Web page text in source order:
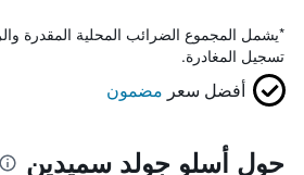
*يشمل المجموع الضرائب المحلية المقدرة
تسجيل المغادرة.
أفضل سعر مضمون
حول أسلو جولد سميدين